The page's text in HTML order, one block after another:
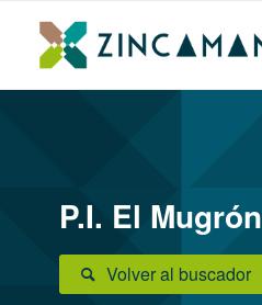
P.I. El Mugrón
Volver al buscador